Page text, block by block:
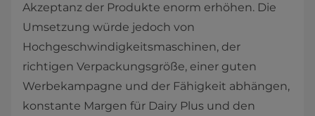
Akzeptanz der Produkte enorm erhöhen. Die
Umsetzung würde jedoch von
Hochgeschwindigkeitsmaschinen, der
richtigen Verpackungsgröße, einer guten
Werbekampagne und der Fähigkeit abhängen,
konstante Margen für Dairy Plus und den